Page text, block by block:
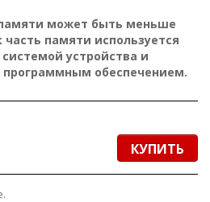
может быть меньше
часть памяти используется
устройства и
обеспечением.
КУПИТЬ